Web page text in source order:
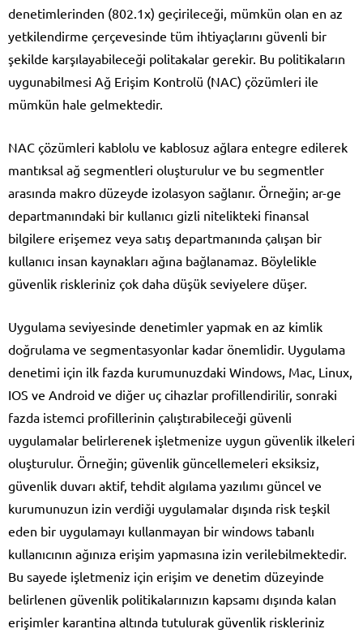
denetimlerinden (802.1x) geçirileceği, mümkün olan en az
yetkilendirme çerçevesinde tüm ihtiyaçlarını güvenli bir
şekilde karşılayabileceği politakalar gerekir. Bu politikaların
uygunabilmesi Ağ Erişim Kontrolü (NAC) çözümleri ile
mümkün hale gelmektedir.
NAC çözümleri kablolu ve kablosuz ağlara entegre edilerek
mantıksal ağ segmentleri oluşturulur ve bu segmentler
arasında makro düzeyde izolasyon sağlanır. Örneğin; ar-ge
departmanındaki bir kullanıcı gizli nitelikteki finansal
bilgilere erişemez veya satış departmanında çalışan bir
kullanıcı insan kaynakları ağına bağlanamaz. Böylelikle
güvenlik riskleriniz çok daha düşük seviyelere düşer.
Uygulama seviyesinde denetimler yapmak en az kimlik
doğrulama ve segmentasyonlar kadar önemlidir. Uygulama
denetimi için ilk fazda kurumunuzdaki Windows, Mac, Linux,
IOS ve Android ve diğer uç cihazlar profillendirilir, sonraki
fazda istemci profillerinin çalıştırabileceği güvenli
uygulamalar belirlerenek işletmenize uygun güvenlik ilkeleri
oluşturulur. Örneğin; güvenlik güncellemeleri eksiksiz,
güvenlik duvarı aktif, tehdit algılama yazılımı güncel ve
kurumunuzun izin verdiği uygulamalar dışında risk teşkil
eden bir uygulamayı kullanmayan bir windows tabanlı
kullanıcının ağınıza erişim yapmasına izin verilebilmektedir.
Bu sayede işletmeniz için erişim ve denetim düzeyinde
belirlenen güvenlik politikalarınızın kapsamı dışında kalan
erişimler karantina altında tutulurak güvenlik riskleriniz